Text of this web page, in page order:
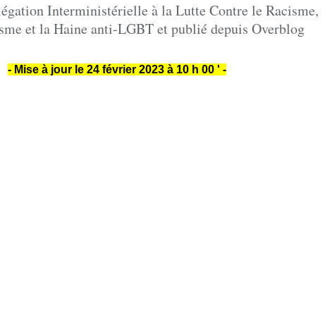
Interministérielle à la Lutte Contre le Racisme,
et la Haine anti-LGBT et publié depuis Overblog
- Mise à jour le 24 février 2023 à 10 h 00 ' -